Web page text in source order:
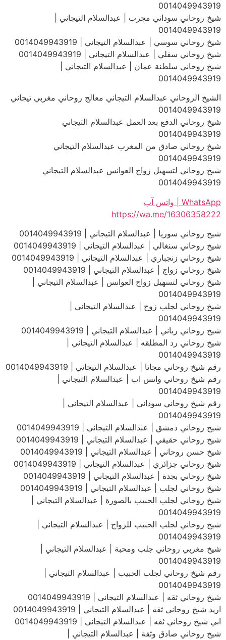
0014049943919
شيخ روحاني سوداني مجرب | عبدالسلام التيجاني |
0014049943919
شيخ روحاني سوسي | عبدالسلام التيجاني | 0014049943919
شيخ روحاني سفلي | عبدالسلام التيجاني | 0014049943919
شيخ روحاني سلطنة عمان | عبدالسلام التيجاني |
0014049943919
الشيخ الروحاني عبدالسلام التيجاني معالج روحاني مغربي تيجاني
0014049943919
شيخ روحاني الدفع بعد العمل عبدالسلام التيجاني
0014049943919
شيخ روحاني صادق من المغرب عبدالسلام التيجاني
0014049943919
شيخ روحاني لتسهيل زواج العوانس عبدالسلام التيجاني
0014049943919
WhatsApp | واتس آب
https://wa.me/16306358222
شيخ روحاني سوريا | عبدالسلام التيجاني | 0014049943919
شيخ روحاني سنغالي | عبدالسلام التيجاني | 0014049943919
شيخ روحاني زنجباري | عبدالسلام التيجاني | 0014049943919
شيخ روحاني زواج | عبدالسلام التيجاني | 0014049943919
شيخ روحاني لتسهيل زواج العوانس | عبدالسلام التيجاني |
0014049943919
شيخ روحاني لجلب زوج | عبدالسلام التيجاني |
0014049943919
شيخ روحاني رباني | عبدالسلام التيجاني | 0014049943919
شيخ روحاني رد المطلقه | عبدالسلام التيجاني |
0014049943919
رقم شيخ روحاني مجانا | عبدالسلام التيجاني | 0014049943919
رقم شيخ روحاني واتس اب | عبدالسلام التيجاني |
0014049943919
رقم شيخ روحاني سوداني | عبدالسلام التيجاني |
0014049943919
شيخ روحاني دمشق | عبدالسلام التيجاني | 0014049943919
شيخ روحاني حقيقي | عبدالسلام التيجاني | 0014049943919
شيخ حسن روحاني | عبدالسلام التيجاني | 0014049943919
شيخ روحاني جزائري | عبدالسلام التيجاني | 0014049943919
شيخ روحاني بجدة | عبدالسلام التيجاني | 0014049943919
شيخ روحاني لجلب | عبدالسلام التيجاني | 0014049943919
شيخ روحاني لجلب الحبيب بالصورة | عبدالسلام التيجاني |
0014049943919
شيخ روحاني لجلب الحبيب للزواج | عبدالسلام التيجاني |
0014049943919
شيخ مغربي روحاني جلب ومحبة | عبدالسلام التيجاني |
0014049943919
رقم شيخ روحاني لجلب الحبيب | عبدالسلام التيجاني |
0014049943919
شيخ روحاني ثقه | عبدالسلام التيجاني | 0014049943919
اريد شيخ روحاني ثقه | عبدالسلام التيجاني | 0014049943919
ابي شيخ روحاني ثقه | عبدالسلام التيجاني | 0014049943919
شيخ روحاني صادق وثقة | عبدالسلام التيجاني |